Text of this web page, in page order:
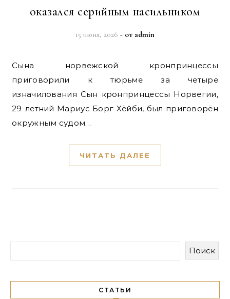
оказался серийным насильником
15 июня, 2026 - от admin
Сына норвежской кронпринцессы
приговорили к тюрьме за четыре
изначилования Сын кронпринцессы Норвегии,
29-летний Мариус Борг Хёйби, был приговорён
окружным судом…
ЧИТАТЬ ДАЛЕЕ
Поиск
СТАТЬИ